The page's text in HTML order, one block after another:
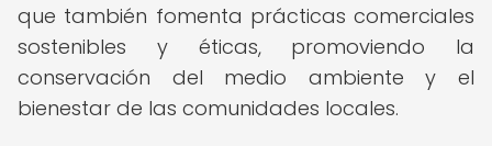
que también fomenta prácticas comerciales
sostenibles y éticas, promoviendo la
conservación del medio ambiente y el
bienestar de las comunidades locales.